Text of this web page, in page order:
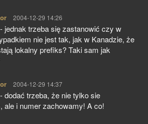
pisze:
2004-12-29 14:26
jednak trzeba się zastanowić czy w
nie jest tak, jak w Kanadzie, że
lokalny prefiks? Taki sam jak
pisze:
2004-12-29 14:37
dodać trzeba, że nie tylko sie
ale i numer zachowamy! A co!